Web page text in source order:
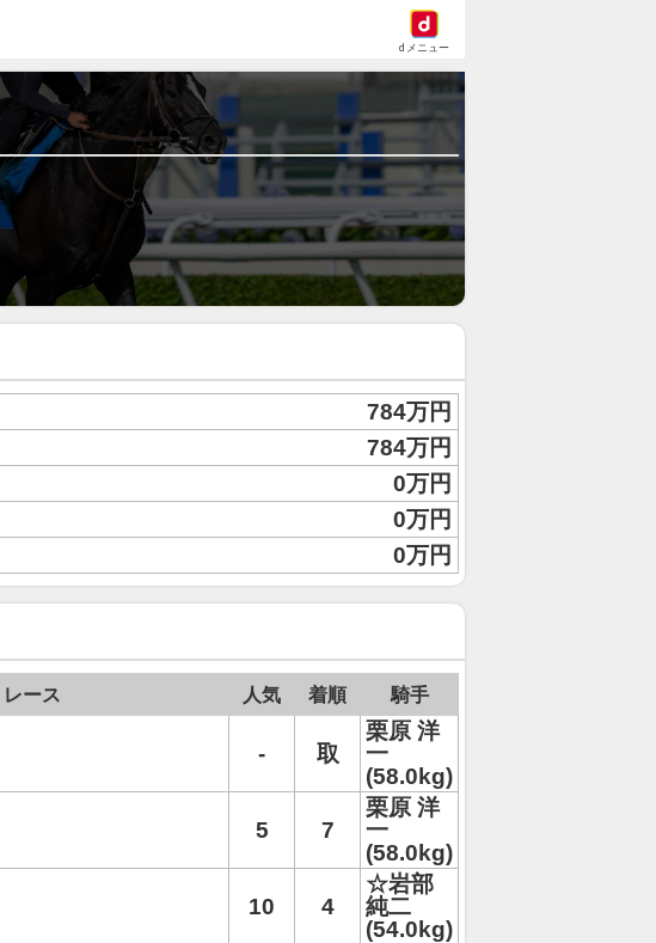
dメニュー
784万円
784万円
0万円
0万円
0万円
レース 人気 着順 騎手
- 取
栗原 洋
一
(58.0kg)
5 7
栗原 洋
一
(58.0kg)
10 4
☆岩部
純二
(54.0kg)